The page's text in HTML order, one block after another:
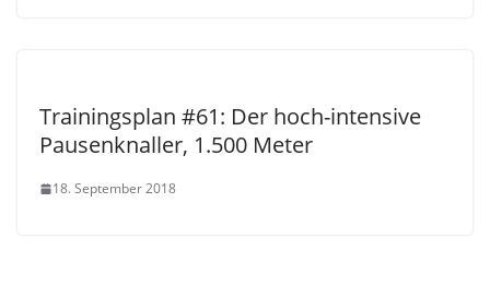
Trainingsplan #61: Der hoch-intensive
Pausenknaller, 1.500 Meter
18. September 2018